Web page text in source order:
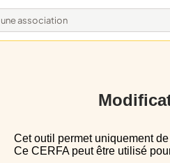
une association
Cet outil permet uniquement de pré-remplir le CERFA 13971*03 avec les données actuellement disponibles publiquement.
Ce CERFA peut être utilisé